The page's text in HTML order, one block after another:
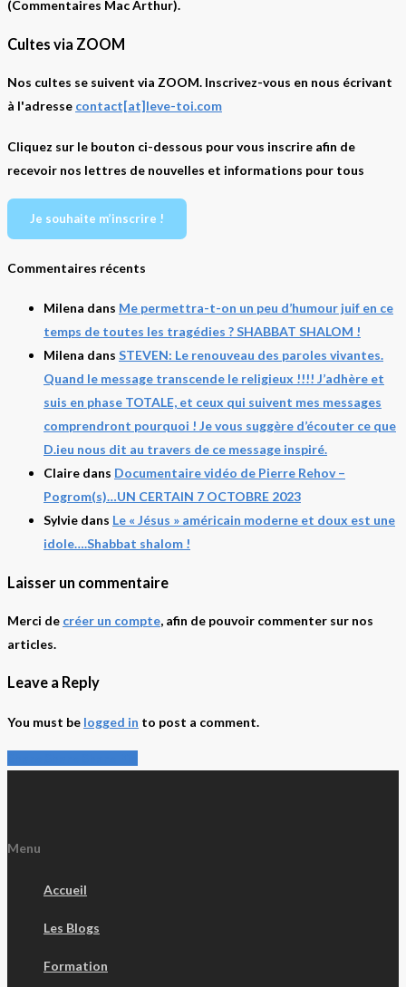
(Commentaires Mac Arthur).
Cultes via ZOOM
Nos cultes se suivent via ZOOM. Inscrivez-vous en nous écrivant
à l'adresse contact[at]leve-toi.com
Cliquez sur le bouton ci-dessous pour vous inscrire afin de
recevoir nos lettres de nouvelles et informations pour tous
Je souhaite m’inscrire !
Commentaires récents
Milena dans Me permettra-t-on un peu d’humour juif en ce
temps de toutes les tragédies ? SHABBAT SHALOM !
Milena dans STEVEN: Le renouveau des paroles vivantes.
Quand le message transcende le religieux !!!! J’adhère et
suis en phase TOTALE, et ceux qui suivent mes messages
comprendront pourquoi ! Je vous suggère d’écouter ce que
D.ieu nous dit au travers de ce message inspiré.
Claire dans Documentaire vidéo de Pierre Rehov –
Pogrom(s)…UN CERTAIN 7 OCTOBRE 2023
Sylvie dans Le « Jésus » américain moderne et doux est une
idole….Shabbat shalom !
Laisser un commentaire
Merci de créer un compte, afin de pouvoir commenter sur nos
articles.
Leave a Reply
You must be logged in to post a comment.
Menu
Accueil
Les Blogs
Formation